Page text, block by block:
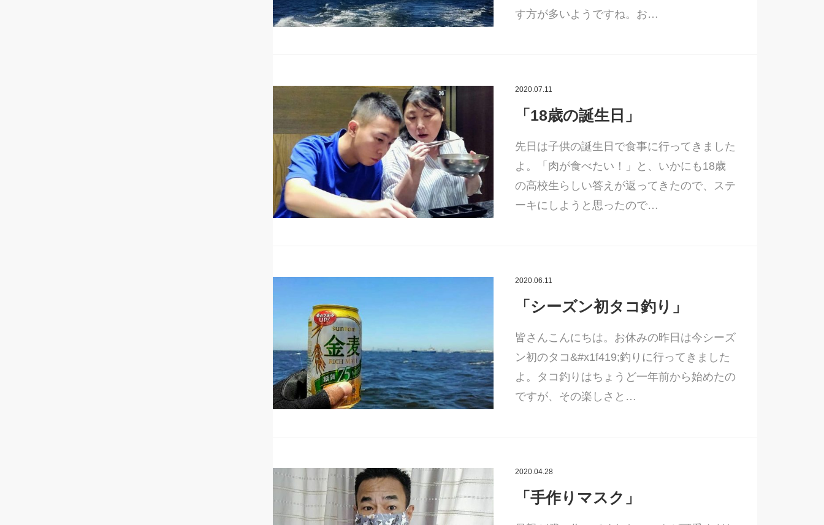
す方が多いようですね。お…
2020.07.11
「18歳の誕生日」
先日は子供の誕生日で食事に行ってきました
よ。「肉が食べたい！」と、いかにも18歳
の高校生らしい答えが返ってきたので、ステ
ーキにしようと思ったので…
2020.06.11
「シーズン初タコ釣り」
皆さんこんにちは。お休みの昨日は今シーズ
ン初のタコ&#x1f419;釣りに行ってきました
よ。タコ釣りはちょうど一年前から始めたの
ですが、その楽しさと…
2020.04.28
「手作りマスク」